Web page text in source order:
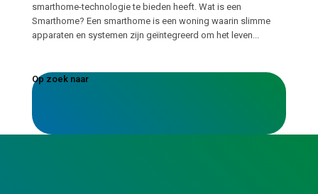
smarthome-technologie te bieden heeft. Wat is een
Smarthome? Een smarthome is een woning waarin slimme
apparaten en systemen zijn geïntegreerd om het leven...
Op zoek naar